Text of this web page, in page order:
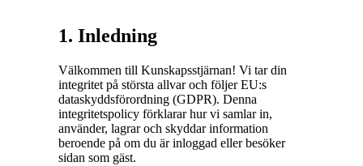
1. Inledning
Välkommen till Kunskapsstjärnan! Vi tar din
integritet på största allvar och följer EU:s
dataskyddsförordning (GDPR). Denna
integritetspolicy förklarar hur vi samlar in,
använder, lagrar och skyddar information
beroende på om du är inloggad eller besöker
sidan som gäst.